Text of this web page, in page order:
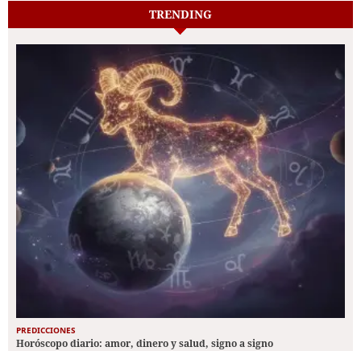
TRENDING
PREDICCIONES
Horóscopo diario: amor, dinero y salud, signo a signo